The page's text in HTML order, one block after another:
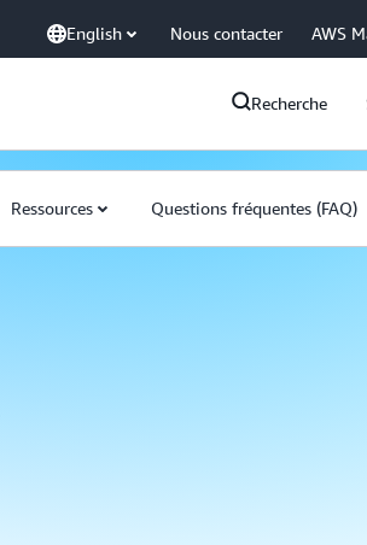
English Nous contacter AWS
Recherche
Ressources Questions fréquentes (FAQ)